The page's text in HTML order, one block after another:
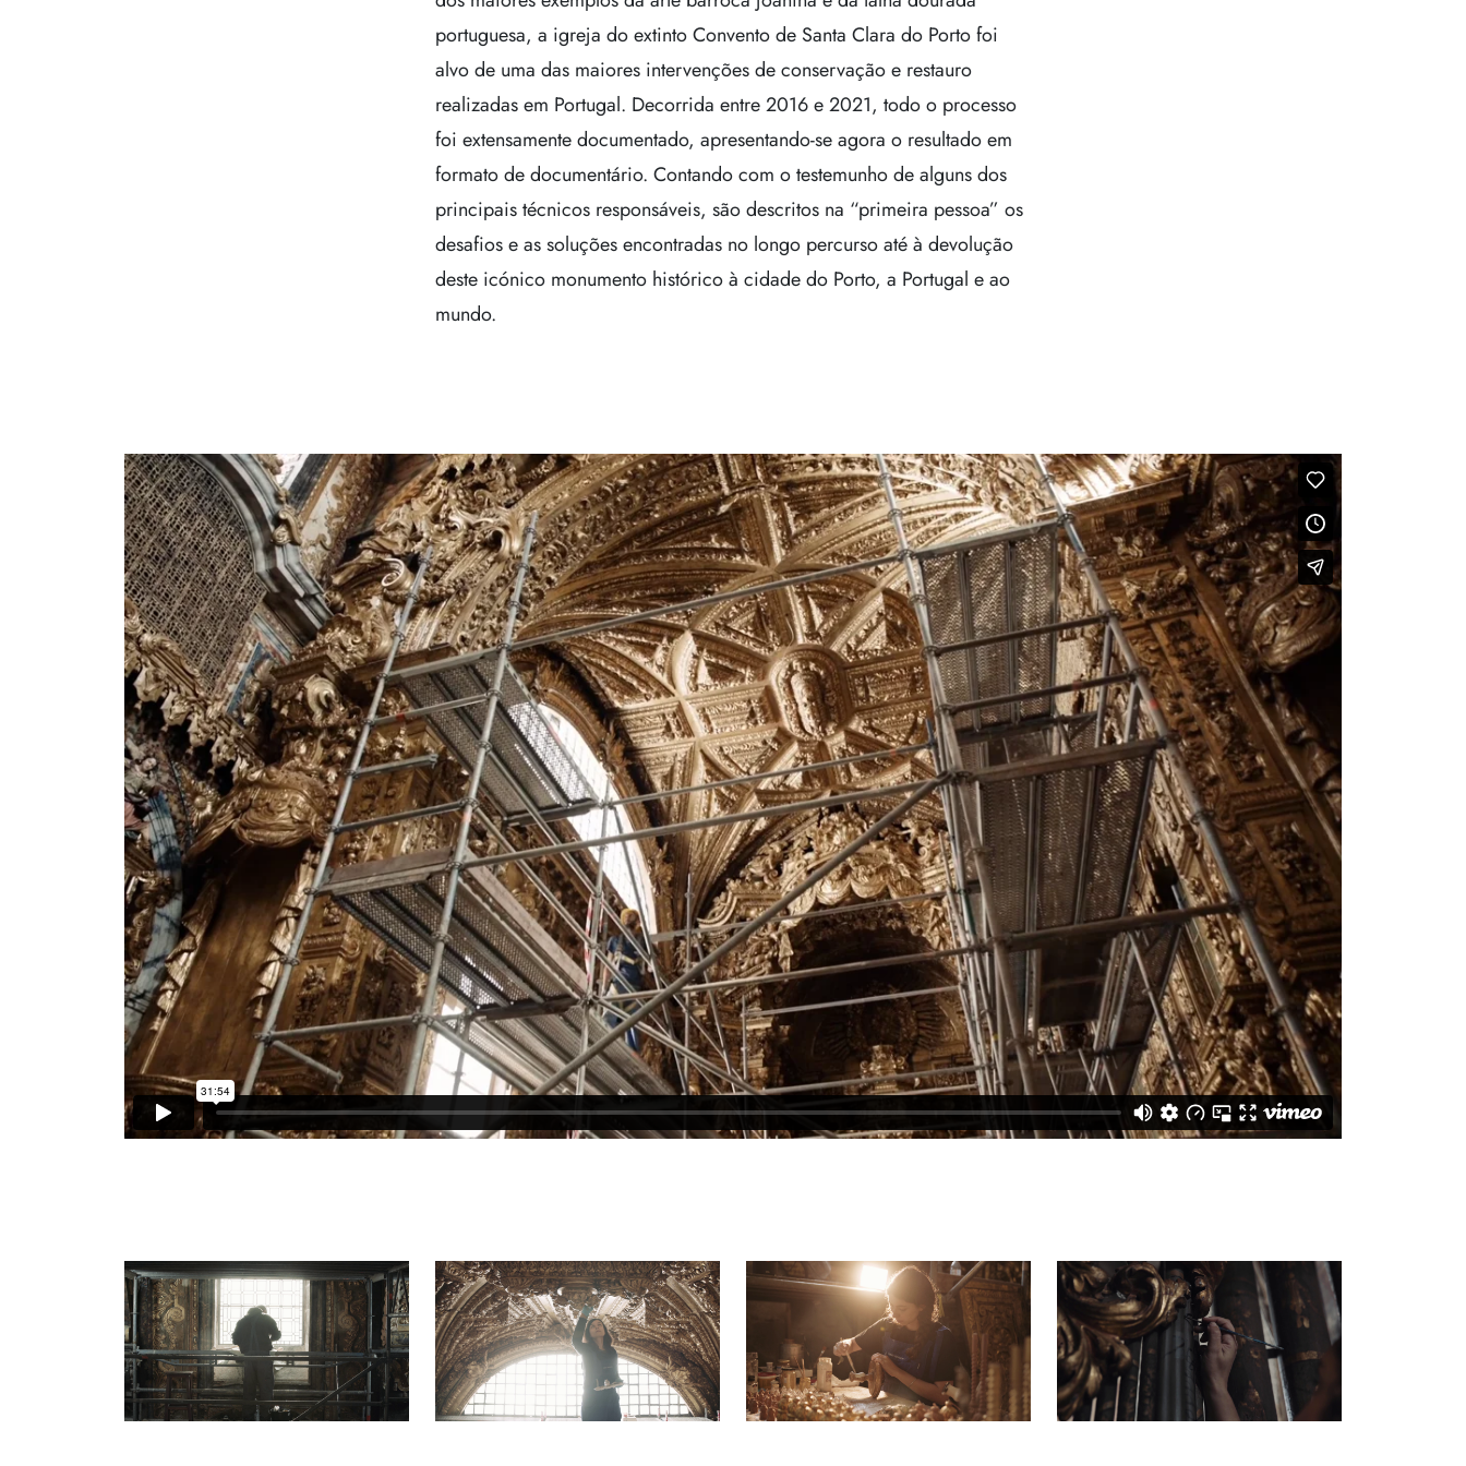
portuguesa, a igreja do extinto Convento de Santa Clara do Porto foi
alvo de uma das maiores intervenções de conservação e restauro
realizadas em Portugal. Decorrida entre 2016 e 2021, todo o processo
foi extensamente documentado, apresentando-se agora o resultado em
formato de documentário. Contando com o testemunho de alguns dos
principais técnicos responsáveis, são descritos na “primeira pessoa” os
desafios e as soluções encontradas no longo percurso até à devolução
deste icónico monumento histórico à cidade do Porto, a Portugal e ao
mundo.